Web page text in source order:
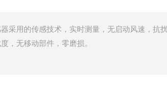
采用的传感技术，实时测量，无启动风速，抗
，无移动部件，零磨损。